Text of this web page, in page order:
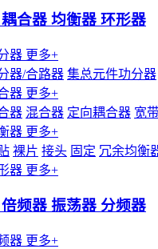
合器 均衡器 环形器
器 更多+
器/合路器 集总元件功分器
器 更多+
器 混合器 定向耦合器 宽
器 更多+
裸片 接头 固定 冗余均衡
器 更多+
频器 振荡器 分频器
器 更多+